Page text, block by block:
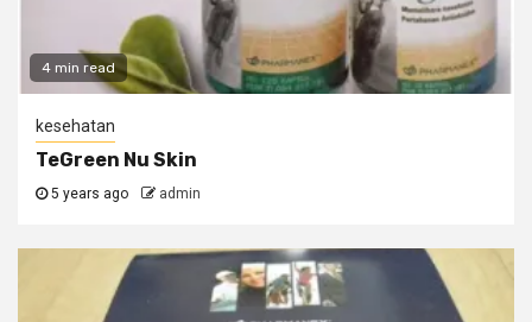
4 min read
kesehatan
TeGreen Nu Skin
5 years ago admin